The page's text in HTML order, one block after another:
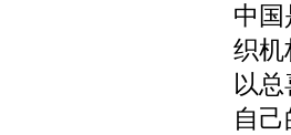
中
织机
以
自